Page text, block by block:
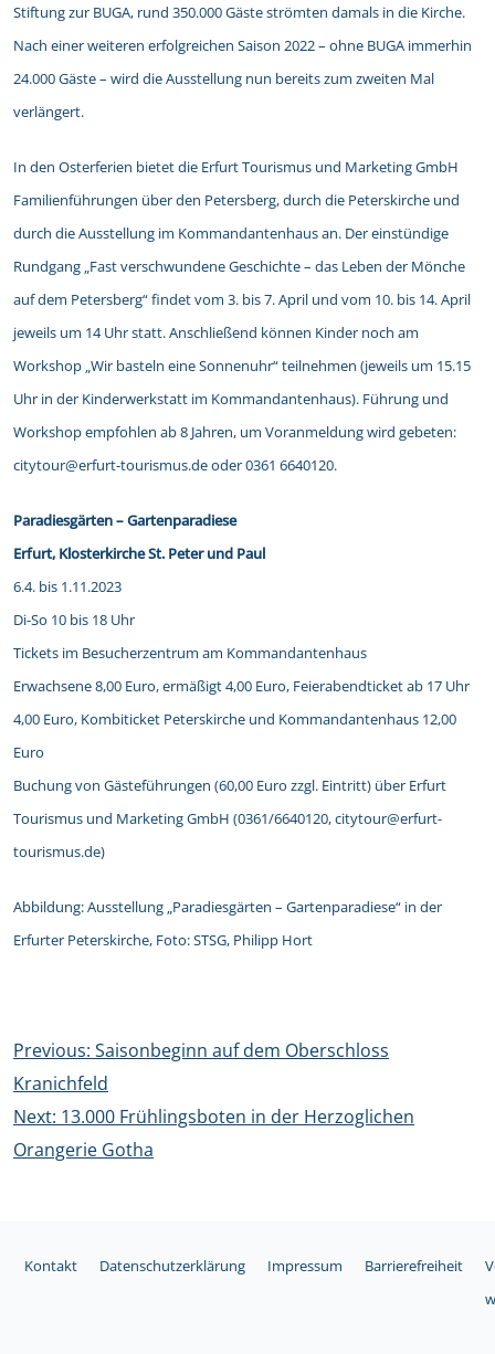
Stiftung zur BUGA, rund 350.000 Gäste strömten damals in die Kirche.
Nach einer weiteren erfolgreichen Saison 2022 – ohne BUGA immerhin
24.000 Gäste – wird die Ausstellung nun bereits zum zweiten Mal
verlängert.
In den Osterferien bietet die Erfurt Tourismus und Marketing GmbH
Familienführungen über den Petersberg, durch die Peterskirche und
durch die Ausstellung im Kommandantenhaus an. Der einstündige
Rundgang „Fast verschwundene Geschichte – das Leben der Mönche
auf dem Petersberg“ findet vom 3. bis 7. April und vom 10. bis 14. April
jeweils um 14 Uhr statt. Anschließend können Kinder noch am
Workshop „Wir basteln eine Sonnenuhr“ teilnehmen (jeweils um 15.15
Uhr in der Kinderwerkstatt im Kommandantenhaus). Führung und
Workshop empfohlen ab 8 Jahren, um Voranmeldung wird gebeten:
citytour@erfurt-tourismus.de oder 0361 6640120.
Paradiesgärten – Gartenparadiese
Erfurt, Klosterkirche St. Peter und Paul
6.4. bis 1.11.2023
Di-So 10 bis 18 Uhr
Tickets im Besucherzentrum am Kommandantenhaus
Erwachsene 8,00 Euro, ermäßigt 4,00 Euro, Feierabendticket ab 17 Uhr
4,00 Euro, Kombiticket Peterskirche und Kommandantenhaus 12,00
Euro
Buchung von Gästeführungen (60,00 Euro zzgl. Eintritt) über Erfurt
Tourismus und Marketing GmbH (0361/6640120, citytour@erfurt-
tourismus.de)
Abbildung: Ausstellung „Paradiesgärten – Gartenparadiese“ in der
Erfurter Peterskirche, Foto: STSG, Philipp Hort
Beitragsnavigation
Previous: Saisonbeginn auf dem Oberschloss
Kranichfeld
Next: 13.000 Frühlingsboten in der Herzoglichen
Orangerie Gotha
Kontakt Datenschutzerklärung Impressum Barrierefreiheit